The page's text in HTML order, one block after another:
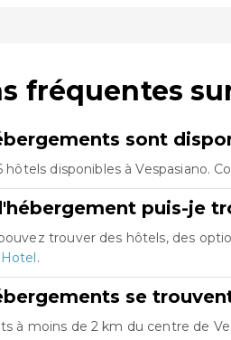
fréquentes
sont
hôtels disponibles à Vespasiano.
puis-je
trouver des hôtels, des
.
se
à moins de 2 km du centre de